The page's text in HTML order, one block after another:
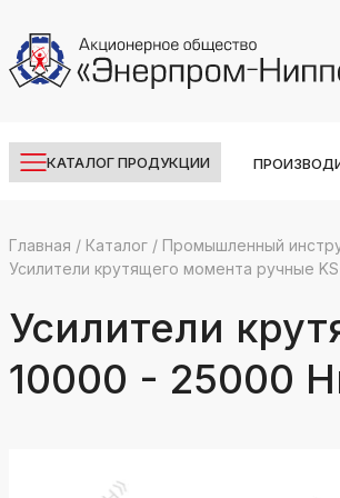
КАТАЛОГ ПРОДУКЦИИ
k
Главная / Каталог/ Промышленный
Усилители крутящего момента ручные
Усилители
10000 - 25000